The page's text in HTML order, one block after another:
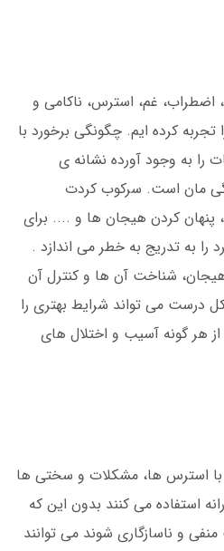
اضطراب، غم، استرس، ناکامی و
کرده ایم. چگونگی برخورد با
را به وجود آورده نشانه ی
مان است. سرکوب کردت
پنهان کردن هیجان ها و .... برای
به تدریج به خطر می اندازد .
شناخت آن ها و کنترل آن
درست می تواند شرایط بهتری را
از هر گونه آسیب و اختلال های
با استرس ها، مشکلات و سختی ها
استفاده می کنند بدون این که
و ناسازگاری شوند می توانند